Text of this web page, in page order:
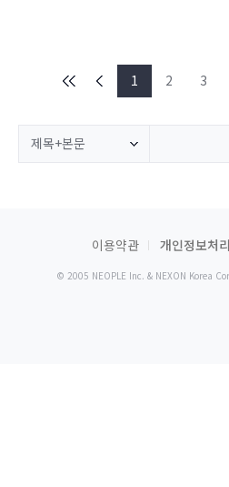
1 2 3
제목+본문
이용약관 개인정보처
© 2005 NEOPLE Inc. & NEXON Korea